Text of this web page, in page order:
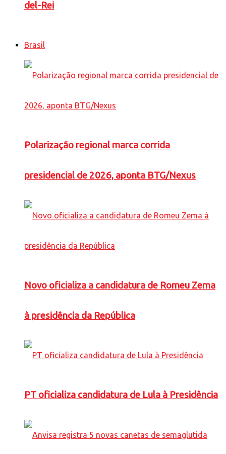
del-Rei
Brasil
Polarização regional marca corrida
presidencial de 2026, aponta BTG/Nexus
Novo oficializa a candidatura de Romeu Zema
à presidência da República
PT oficializa candidatura de Lula à Presidência